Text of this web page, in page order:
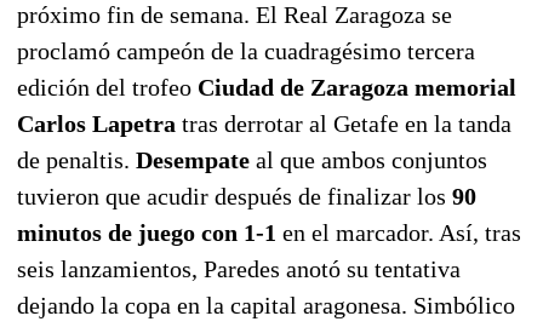
próximo fin de semana. El Real Zaragoza se
proclamó campeón de la cuadragésimo tercera
edición del trofeo Ciudad de Zaragoza memorial
Carlos Lapetra tras derrotar al Getafe en la tanda
de penaltis. Desempate al que ambos conjuntos
tuvieron que acudir después de finalizar los 90
minutos de juego con 1-1 en el marcador. Así, tras
seis lanzamientos, Paredes anotó su tentativa
dejando la copa en la capital aragonesa. Simbólico